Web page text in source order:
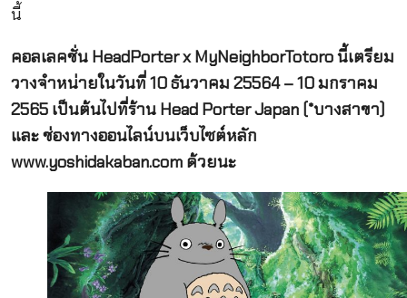
นี้
คอลเลคชั่น HeadPorter x MyNeighborTotoro นี้เตรียม
วางจำหน่ายในวันที่ 10 ธันวาคม 25564 – 10 มกราคม
2565 เป็นต้นไปที่ร้าน Head Porter Japan (*บางสาขา)
และ ช่องทางออนไลน์บนเว็บไซต์หลัก
www.yoshidakaban.com ด้วยนะ